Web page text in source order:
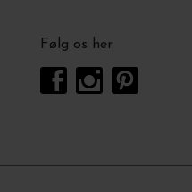
Følg os her